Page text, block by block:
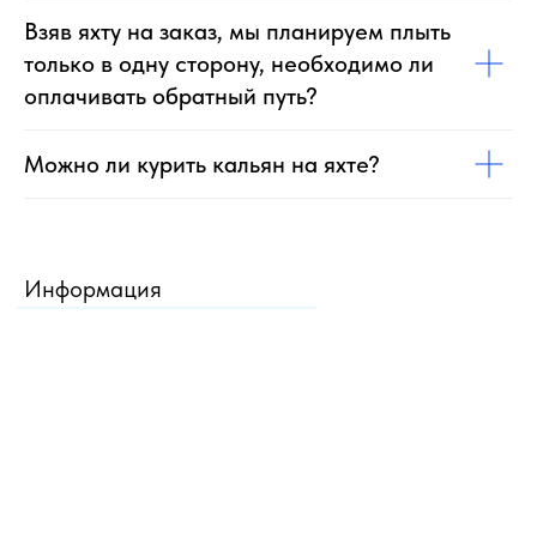
Взяв яхту на заказ, мы планируем плыть
только в одну сторону, необходимо ли
оплачивать обратный путь?
Можно ли курить кальян на яхте?
Информация